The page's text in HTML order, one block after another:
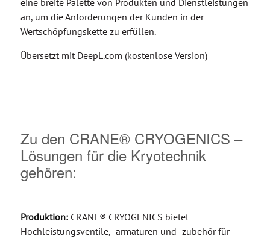
eine breite Palette von Produkten und Dienstleistungen
an, um die Anforderungen der Kunden in der
Wertschöpfungskette zu erfüllen.
Übersetzt mit DeepL.com (kostenlose Version)
Zu den CRANE® CRYOGENICS –
Lösungen für die Kryotechnik
gehören:
Produktion:CRANE® CRYOGENICS bietet
Hochleistungsventile, -armaturen und -zubehör für